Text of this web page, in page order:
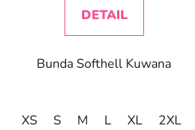
DETAIL
Bunda Softhell Kuwana
XS S M L XL 2XL